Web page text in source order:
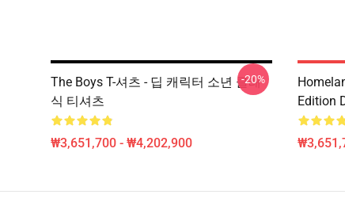
The Boys T-셔츠 - 딥 캐릭터 소년 클래
식 티셔츠
₩3,651,700 - ₩4,202,900
-20%
Edition